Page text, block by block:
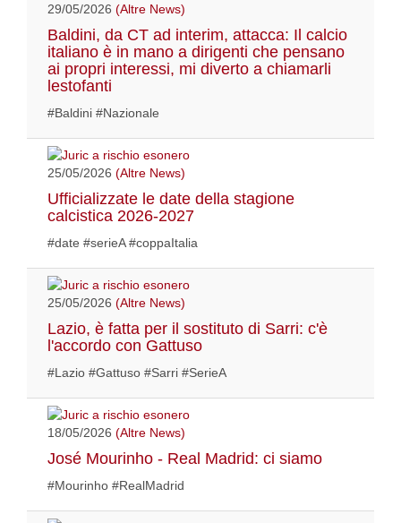
29/05/2026 (Altre News)
Baldini, da CT ad interim, attacca: Il calcio
italiano è in mano a dirigenti che pensano
ai propri interessi, mi diverto a chiamarli
lestofanti
#Baldini #Nazionale
25/05/2026 (Altre News)
Ufficializzate le date della stagione
calcistica 2026-2027
#date #serieA #coppaItalia
25/05/2026 (Altre News)
Lazio, è fatta per il sostituto di Sarri: c'è
l'accordo con Gattuso
#Lazio #Gattuso #Sarri #SerieA
18/05/2026 (Altre News)
José Mourinho - Real Madrid: ci siamo
#Mourinho #RealMadrid